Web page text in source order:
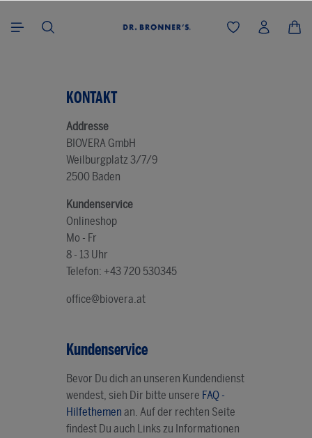
KONTAKT
Addresse
BIOVERA GmbH
Weilburgplatz 3/7/9
2500 Baden
Kundenservice
Onlineshop
Mo - Fr
8 - 13 Uhr
Telefon: +43 720 530345
office@biovera.at
Kundenservice
Bevor Du dich an unseren Kundendienst
wendest, sieh Dir bitte unsere FAQ -
Hilfethemen an. Auf der rechten Seite
findest Du auch Links zu Informationen